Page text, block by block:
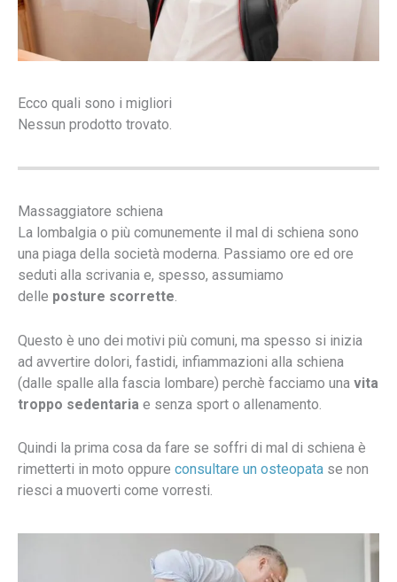
Ecco quali sono i migliori
Nessun prodotto trovato.
Massaggiatore schiena
La lombalgia o più comunemente il mal di schiena sono
una piaga della società moderna. Passiamo ore ed ore
seduti alla scrivania e, spesso, assumiamo
delle posture scorrette.
Questo è uno dei motivi più comuni, ma spesso si inizia
ad avvertire dolori, fastidi, infiammazioni alla schiena
(dalle spalle alla fascia lombare) perchè facciamo una vita
troppo sedentaria e senza sport o allenamento.
Quindi la prima cosa da fare se soffri di mal di schiena è
rimetterti in moto oppure consultare un osteopata se non
riesci a muoverti come vorresti.